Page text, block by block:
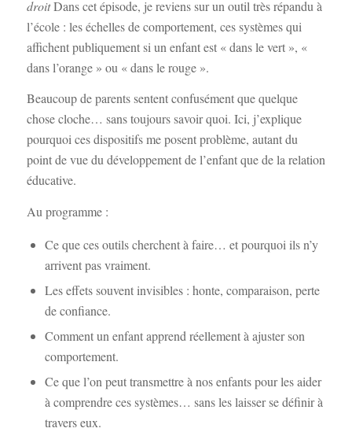
droitDans cet épisode, je reviens sur un outil très répandu à
l’école : les échelles de comportement, ces systèmes qui
affichent publiquement si un enfant est « dans le vert », «
dans l’orange » ou « dans le rouge ».
Beaucoup de parents sentent confusément que quelque
chose cloche… sans toujours savoir quoi. Ici, j’explique
pourquoi ces dispositifs me posent problème, autant du
point de vue du développement de l’enfant que de la relation
éducative.
Au programme :
Ce que ces outils cherchent à faire… et pourquoi ils n’y
arrivent pas vraiment.
Les effets souvent invisibles : honte, comparaison, perte
de confiance.
Comment un enfant apprend réellement à ajuster son
comportement.
Ce que l’on peut transmettre à nos enfants pour les aider
à comprendre ces systèmes… sans les laisser se définir à
travers eux.